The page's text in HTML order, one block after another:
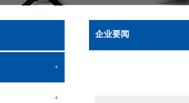
+
+
企业要闻